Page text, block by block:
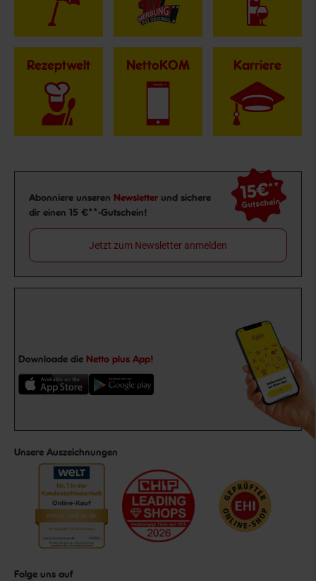
Rezeptwelt NettoKOM Karriere
Newsletter Anmeldung
Abonniere unseren Newsletter und sichere
dir einen 15 €**-Gutschein!
15€**
Gutschein
Jetzt zum Newsletter anmelden
Downloade die Netto plus App!
Unsere Auszeichnungen
Folge uns auf